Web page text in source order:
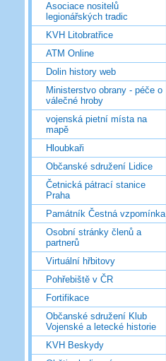
Asociace nositelů
legionářských tradic
KVH Litobratřice
ATM Online
Dolin history web
Ministerstvo obrany - péče o
válečné hroby
vojenská pietní místa na
mapě
Hloubkaři
Občanské sdružení Lidice
Četnická pátrací stanice
Praha
Památník Čestná vzpomínka
Osobní stránky členů a
partnerů
Virtuální hřbitovy
Pohřebiště v ČR
Fortifikace
Občanské sdružení Klub
Vojenské a letecké historie
KVH Beskydy